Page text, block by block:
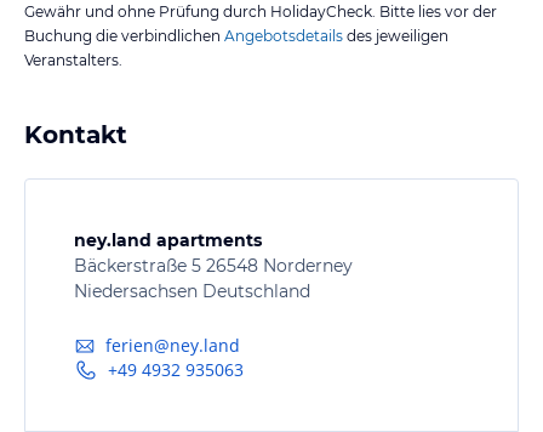
Gewähr und ohne Prüfung durch HolidayCheck. Bitte lies vor der
Buchung die verbindlichen Angebotsdetails des jeweiligen
Veranstalters.
Kontakt
ney.land apartments
Bäckerstraße 5 26548 Norderney
Niedersachsen Deutschland
ferien@ney.land
+49 4932 935063